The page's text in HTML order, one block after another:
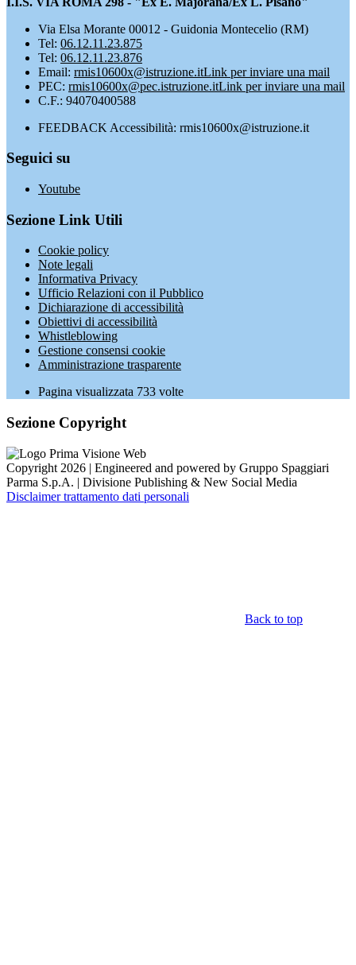
Via Elsa Morante 00012 - Guidonia Montecelio (RM)
Tel: 06.12.11.23.875
Tel: 06.12.11.23.876
Email: rmis10600x@istruzione.itLink per inviare una mail
PEC: rmis10600x@pec.istruzione.itLink per inviare una mail
C.F.: 94070400588
FEEDBACK Accessibilità: rmis10600x@istruzione.it
Seguici su
Youtube
Sezione Link Utili
Cookie policy
Note legali
Informativa Privacy
Ufficio Relazioni con il Pubblico
Dichiarazione di accessibilità
Obiettivi di accessibilità
Whistleblowing
Gestione consensi cookie
Amministrazione trasparente
Pagina visualizzata 733 volte
Sezione Copyright
Copyright 2026 | Engineered and powered by Gruppo Spaggiari
Parma S.p.A. | Divisione Publishing & New Social Media
Disclaimer trattamento dati personali
Back to top